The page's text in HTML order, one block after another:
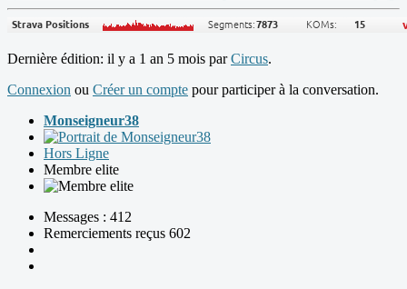
Dernière édition: il y a 1 an 5 mois parCircus.
Connexion ou Créer un compte pour participer à la conversation.
Monseigneur38
Hors Ligne
Membre elite
Messages : 412
Remerciements reçus 602